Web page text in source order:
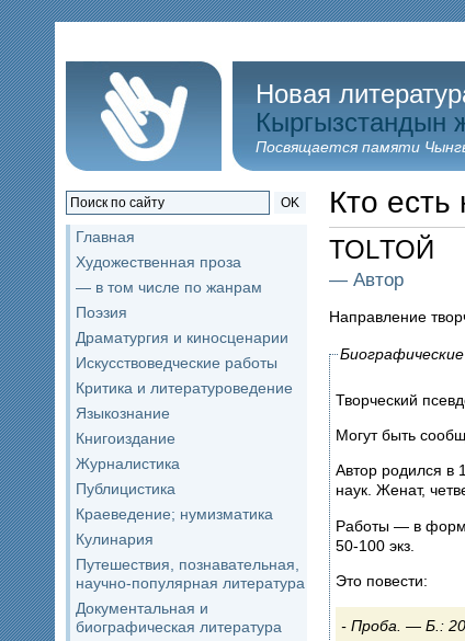
Новая
Кыргызстандын
Посвящается памяти
OK
Главная
Художественная проза
— в том числе по жанрам
Поэзия
Драматургия и киносценарии
Искусствоведческие работы
Критика и литературоведение
Языкознание
Книгоиздание
Журналистика
Публицистика
Краеведение; нумизматика
Кулинария
Путешествия, познавательная,
научно-популярная литература
Документальная и
биографическая литература
Кто есть
ТОLТОЙ
— Автор
Направление
Творческий
Могут быть
Автор родился в
наук. Женат,
Работы — в
50-100 экз.
Это повести:
Проба. — Б.: